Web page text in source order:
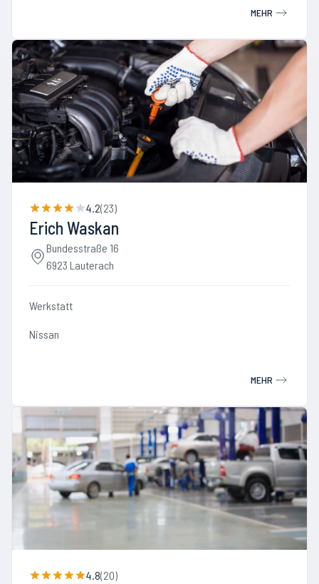
MEHR
4.2(23)
Erich Waskan
Bundesstraße 16
6923 Lauterach
Werkstatt
Nissan
MEHR
4.8(20)